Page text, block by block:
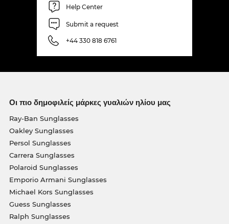
Help Center
Submit a request
+44 330 818 6761
Οι πιο δημοφιλείς μάρκες γυαλιών ηλίου μας
Ray-Ban Sunglasses
Oakley Sunglasses
Persol Sunglasses
Carrera Sunglasses
Polaroid Sunglasses
Emporio Armani Sunglasses
Michael Kors Sunglasses
Guess Sunglasses
Ralph Sunglasses